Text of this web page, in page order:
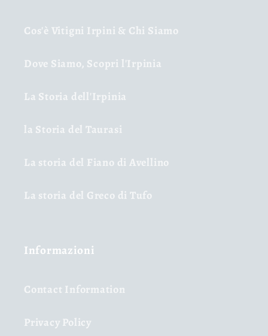
Cos'è Vitigni Irpini & Chi Siamo
Dove Siamo, Scopri l'Irpinia
La Storia dell'Irpinia
la Storia del Taurasi
La storia del Fiano di Avellino
La storia del Greco di Tufo
Informazioni
Contact Information
Privacy Policy